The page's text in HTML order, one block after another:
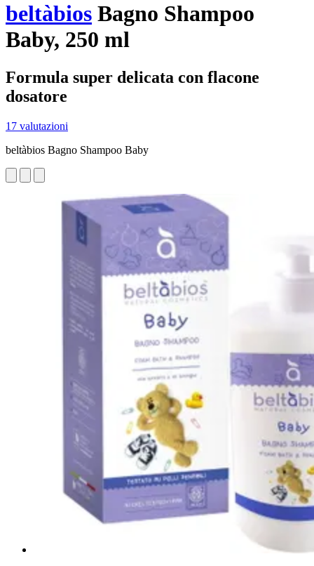
beltàbios Bagno Shampoo
Baby, 250 ml
Formula super delicata con flacone
dosatore
17 valutazioni
beltàbios Bagno Shampoo Baby